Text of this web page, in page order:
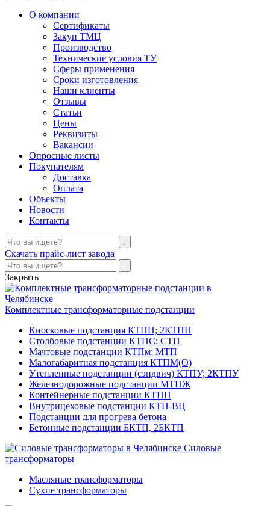
О компании
Сертификаты
Закуп ТМЦ
Производство
Технические условия ТУ
Сферы применения
Сроки изготовления
Наши клиенты
Отзывы
Статьи
Цены
Реквизиты
Вакансии
Опросные листы
Покупателям
Доставка
Оплата
Объекты
Новости
Контакты
Скачать прайс-лист завода
Закрыть
Комплектные трансформаторные подстанции
Киосковые подстанция КТПН; 2КТПН
Столбовые подстанции КТПС; СТП
Мачтовые подстанции КТПм; МТП
Малогабаритная подстанция КТПМ(О)
Утепленные подстанции (сэндвич) КТПУ; 2КТПУ
Железнодорожные подстанции МТПЖ
Контейнерные подстанции КТПН
Внутрицеховые подстанции КТП-ВЦ
Подстанции для прогрева бетона
Бетонные подстанции БКТП, 2БКТП
Силовые
трансформаторы
Масляные трансформаторы
Сухие трансформаторы